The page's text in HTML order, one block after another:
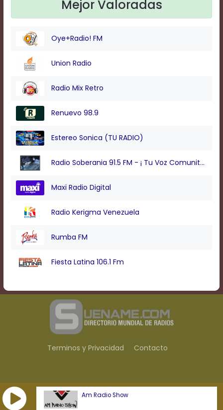
Am Radio Show
Mejor Valoradas
Oye+Radio! FM
Union Radio
Radio Mix Retro
Renuevo 98.9
Estereo Sonica (TU RADIO)
Radio Soberania 91.5 FM - ¡ Tu Voz Comunitaria !
Maxi Radio Digital
Radio Kerigma Venezuela
Rumba FM
Fiesta Latina 106.1 Fm
Terminos y Privacidad Contacto